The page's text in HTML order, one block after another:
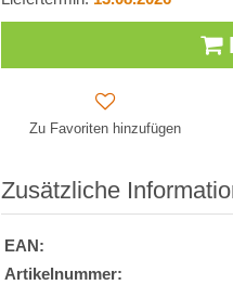
Zu Favoriten hinzufügen
Zusätzliche
EAN:
Artikelnummer: